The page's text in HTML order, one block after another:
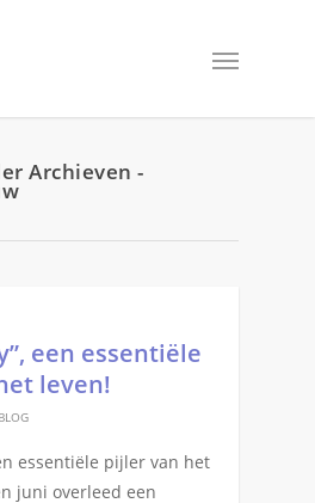
Archieven -
een essentiële
leven!
BLOG
essentiële pijler van het
juni overleed een